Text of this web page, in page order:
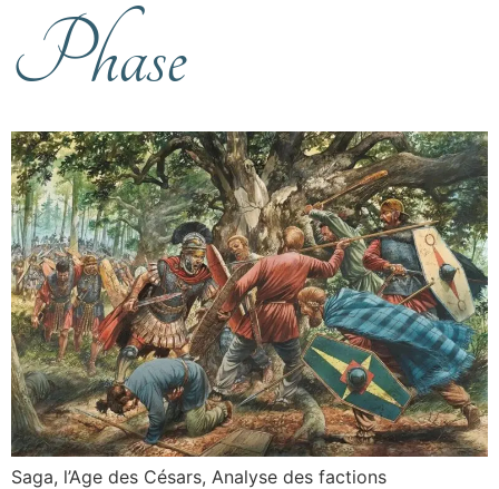
Phase
Saga, l’Age des Césars, Analyse des factions